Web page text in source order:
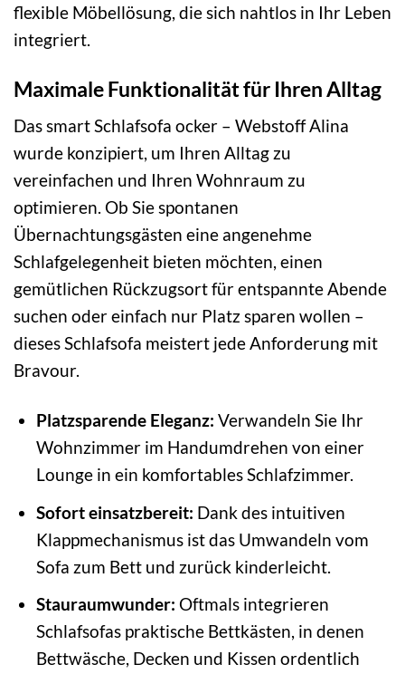
flexible Möbellösung, die sich nahtlos in Ihr Leben
integriert.
Maximale Funktionalität für Ihren Alltag
Das smart Schlafsofa ocker – Webstoff Alina
wurde konzipiert, um Ihren Alltag zu
vereinfachen und Ihren Wohnraum zu
optimieren. Ob Sie spontanen
Übernachtungsgästen eine angenehme
Schlafgelegenheit bieten möchten, einen
gemütlichen Rückzugsort für entspannte Abende
suchen oder einfach nur Platz sparen wollen –
dieses Schlafsofa meistert jede Anforderung mit
Bravour.
Platzsparende Eleganz: Verwandeln Sie Ihr
Wohnzimmer im Handumdrehen von einer
Lounge in ein komfortables Schlafzimmer.
Sofort einsatzbereit: Dank des intuitiven
Klappmechanismus ist das Umwandeln vom
Sofa zum Bett und zurück kinderleicht.
Stauraumwunder: Oftmals integrieren
Schlafsofas praktische Bettkästen, in denen
Bettwäsche, Decken und Kissen ordentlich